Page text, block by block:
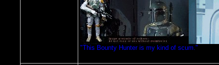
"This Bounty Hunter is my kind of scum."